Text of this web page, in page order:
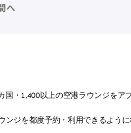
へ
・1,400以上の空港ラウンジをア
ジを都度予約・利用できるように